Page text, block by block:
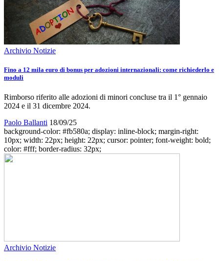
Archivio Notizie
Fino a 12 mila euro di bonus per adozioni internazionali: come richiederlo e
moduli
Rimborso riferito alle adozioni di minori concluse tra il 1° gennaio
2024 e il 31 dicembre 2024.
Paolo Ballanti 18/09/25
background-color: #fb580a; display: inline-block; margin-right:
10px; width: 22px; height: 22px; cursor: pointer; font-weight: bold;
color: #fff; border-radius: 32px;
Archivio Notizie